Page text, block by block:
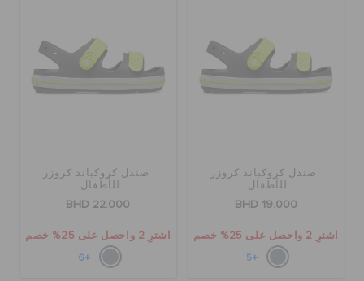
صندل كروكباند كروزر
للأطفال
BHD 19.000
اشترِ 2 واحصل على 25% خصم
+5
صندل كروكباند كروزر
للأطفال
BHD 22.000
اشترِ 2 واحصل على 25% خصم
+6